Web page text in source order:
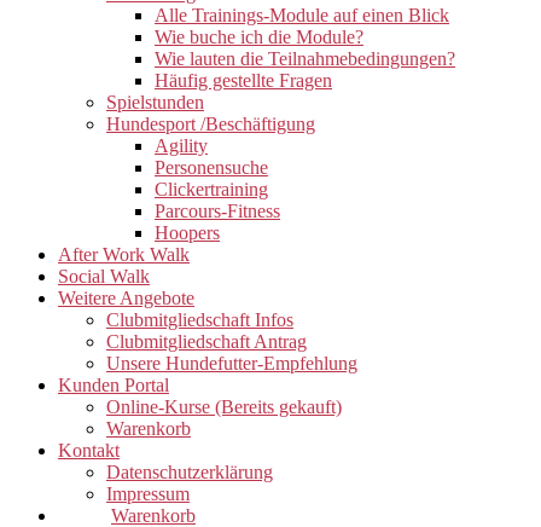
Alle Trainings-Module auf einen Blick
Wie buche ich die Module?
Wie lauten die Teilnahmebedingungen?
Häufig gestellte Fragen
Spielstunden
Hundesport /Beschäftigung
Agility
Personensuche
Clickertraining
Parcours-Fitness
Hoopers
After Work Walk
Social Walk
Weitere Angebote
Clubmitgliedschaft Infos
Clubmitgliedschaft Antrag
Unsere Hundefutter-Empfehlung
Kunden Portal
Online-Kurse (Bereits gekauft)
Warenkorb
Kontakt
Datenschutzerklärung
Impressum
Warenkorb